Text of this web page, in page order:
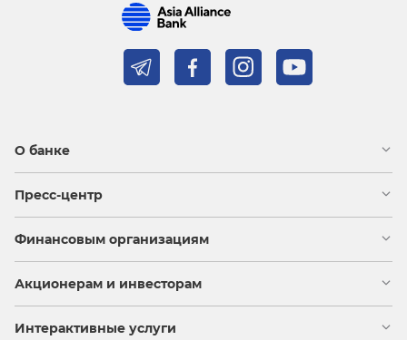
О банке
Пресс-центр
Финансовым организациям
Акционерам и инвесторам
Интерактивные услуги